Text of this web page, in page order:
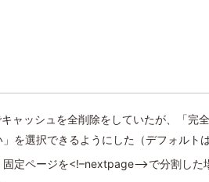
ャッシュを全削除をしていたが、「完
を選択できるようにした（デフォルト
定ページを<!–nextpage–>で分割した